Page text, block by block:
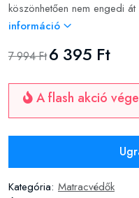
köszönhetően nem engedi
információ
7 994 Ft6 395 Ft
A flash akció
Kategória: Matracvédők